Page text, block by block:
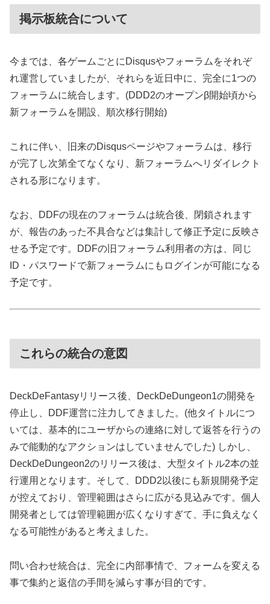
掲示板統合について
今までは、各ゲームごとにDisqusやフォーラムをそれぞ
れ運営していましたが、それらを近日中に、完全に1つの
フォーラムに統合します。(DDD2のオープンβ開始頃から
新フォーラムを開設、順次移行開始)
これに伴い、旧来のDisqusページやフォーラムは、移行
が完了し次第全てなくなり、新フォーラムへリダイレクト
される形になります。
なお、DDFの現在のフォーラムは統合後、閉鎖されます
が、報告のあった不具合などは集計して修正予定に反映さ
せる予定です。DDFの旧フォーラム利用者の方は、同じ
ID・パスワードで新フォーラムにもログインが可能になる
予定です。
これらの統合の意図
DeckDeFantasyリリース後、DeckDeDungeon1の開発を
停止し、DDF運営に注力してきました。(他タイトルにつ
いては、基本的にユーザからの連絡に対して返答を行うの
みで能動的なアクションはしていませんでした) しかし、
DeckDeDungeon2のリリース後は、大型タイトル2本の並
行運用となります。そして、DDD2以後にも新規開発予定
が控えており、管理範囲はさらに広がる見込みです。個人
開発者としては管理範囲が広くなりすぎて、手に負えなく
なる可能性があると考えました。
問い合わせ統合は、完全に内部事情で、フォームを変える
事で集約と返信の手間を減らす事が目的です。